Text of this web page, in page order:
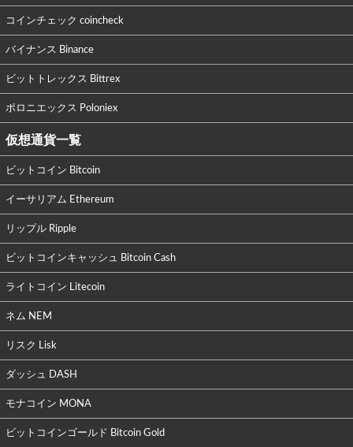
コインチェック coincheck
バイナンス Binance
ビットトレックス Bittrex
ポロニエックス Poloniex
仮想通貨一覧
ビットコイン Bitcoin
イーサリアム Ethereum
リップル Ripple
ビットコインキャッシュ Bitcoin Cash
ライトコイン Litecoin
ネム NEM
リスク Lisk
ダッシュ DASH
モナコイン MONA
ビットコインゴールド Bitcoin Gold